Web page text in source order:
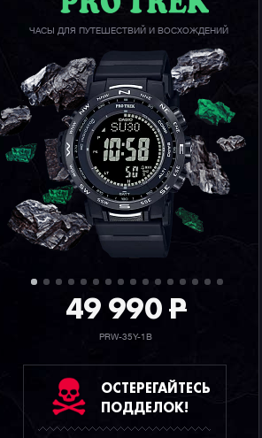
ЧАСЫ ДЛЯ ПУТЕШЕСТВИЙ И ВОСХОЖДЕНИЙ
49 990P
PRW-35Y-1B
ОСТЕРЕГАЙТЕСЬ
ПОДДЕЛОК!